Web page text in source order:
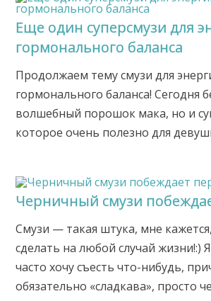
Еще один суперсмузи для
гормонального баланса
Продолжаем тему смузи для
гормонального баланса! Сегодня
волшебный порошок мака, но и
которое очень полезно для
Черничный смузи
Смузи — такая штука, мне
сделать на любой случай жизни!:)
часто хочу съесть что-нибудь,
обязательно «сладкава», просто